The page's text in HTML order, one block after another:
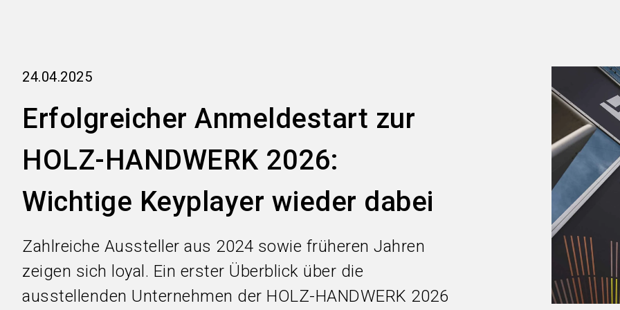
24.04.2025
Erfolgreicher Anmeldestart zur
HOLZ-HANDWERK 2026:
Wichtige Keyplayer wieder dabei
Zahlreiche Aussteller aus 2024 sowie früheren Jahren
zeigen sich loyal. Ein erster Überblick über die
ausstellenden Unternehmen der HOLZ-HANDWERK 2026